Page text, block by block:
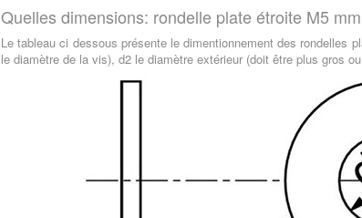
Quelles dimensions: rondelle plate étroite M5
Le tableau ci dessous présente le dimentionnement des rondelles
le diamètre de la vis), d2 le diamètre extérieur (doit être plus gros